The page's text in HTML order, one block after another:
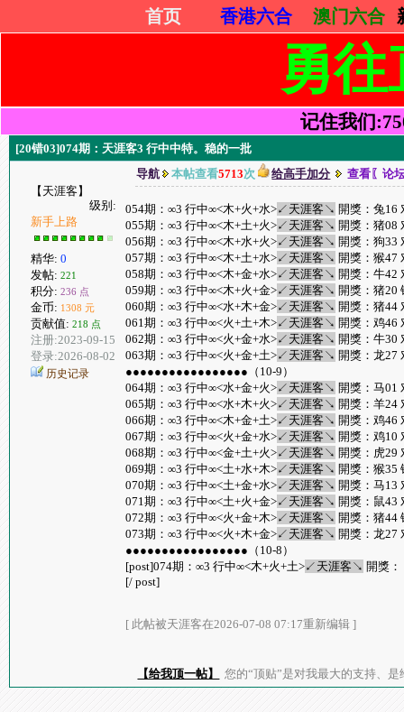
首页 香港六合 澳门六合
勇
记住我们
[20错03]074期：天涯客3 行中中特。稳的一批
【天涯客】
级别:
新手上路
精华: 0
发帖: 221
积分: 236 点
金币: 1308 元
贡献值: 218 点
注册:2023-09-15
登录:2026-08-02
历史记录
导航 本帖查看5713次 给高手加分 查看〖论
054期：∞3 行中∞<木+火+水>↙天涯客↘ 開獎：兔16
055期：∞3 行中∞<木+土+火>↙天涯客↘ 開獎：猪08
056期：∞3 行中∞<木+水+火>↙天涯客↘ 開獎：狗33
057期：∞3 行中∞<木+土+水>↙天涯客↘ 開獎：猴47
058期：∞3 行中∞<木+金+水>↙天涯客↘ 開獎：牛42
059期：∞3 行中∞<木+火+金>↙天涯客↘ 開獎：猪20
060期：∞3 行中∞<水+木+金>↙天涯客↘ 開獎：猪44
061期：∞3 行中∞<火+土+木>↙天涯客↘ 開獎：鸡46
062期：∞3 行中∞<火+金+水>↙天涯客↘ 開獎：牛30
063期：∞3 行中∞<火+金+土>↙天涯客↘ 開獎：龙27
●●●●●●●●●●●●●●●●●（10-9）
064期：∞3 行中∞<水+金+火>↙天涯客↘ 開獎：马01
065期：∞3 行中∞<水+木+火>↙天涯客↘ 開獎：羊24
066期：∞3 行中∞<木+金+土>↙天涯客↘ 開獎：鸡46
067期：∞3 行中∞<火+金+水>↙天涯客↘ 開獎：鸡10
068期：∞3 行中∞<金+土+火>↙天涯客↘ 開獎：虎29
069期：∞3 行中∞<土+水+木>↙天涯客↘ 開獎：猴35
070期：∞3 行中∞<土+金+水>↙天涯客↘ 開獎：马13
071期：∞3 行中∞<土+火+金>↙天涯客↘ 開獎：鼠43
072期：∞3 行中∞<火+金+木>↙天涯客↘ 開獎：猪44
073期：∞3 行中∞<火+木+金>↙天涯客↘ 開獎：龙27
●●●●●●●●●●●●●●●●●（10-8）
[post]074期：∞3 行中∞<木+火+土>↙天涯客↘ 開獎
[/ post]
[ 此帖被天涯客在2026-07-08 07:17重新编辑 ]
【给我顶一帖】 您的“顶贴”是对我最大的支持、